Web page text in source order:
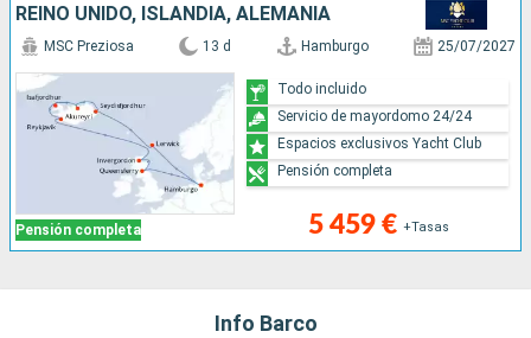
REINO UNIDO, ISLANDIA, ALEMANIA
Pensión completa
MSC Preziosa 13 d Hamburgo 25/07/2027
5 459 € +Tasas
Todo incluido
Servicio de mayordomo 24/24
Espacios exclusivos Yacht Club
Pensión completa
Info Barco